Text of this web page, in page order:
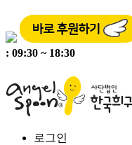
: 09:30 ~ 18:30
로그인